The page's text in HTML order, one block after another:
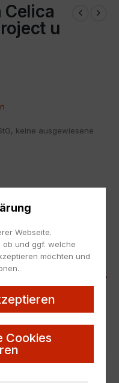
Celica
u
keine ausgewiesene
2004 Project u Taiyo
aufweisen.
10454
Webseite.
und ggf. welche
möchten und
Cookies